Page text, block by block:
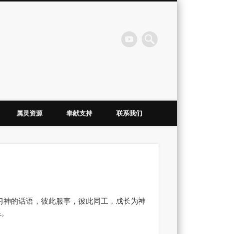
属灵资源 奉献支持 联系我们
的话语，彼此服事，彼此同工，成长为神